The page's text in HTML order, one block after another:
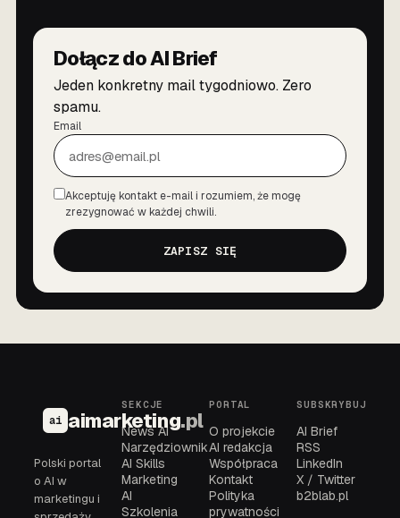
Dołącz do AI Brief
Jeden konkretny mail tygodniowo. Zero
spamu.
Email
Zgoda
Akceptuję kontakt e-mail i rozumiem, że mogę
zrezygnować w każdej chwili.
ZAPISZ SIĘ
ai aimarketing.pl
Polski portal
o AI w
marketingu i
SEKCJE
News AI
Narzędziownik
AI Skills
Marketing
AI
Szkolenia
PORTAL
O projekcie
AI redakcja
Współpraca
Kontakt
Polityka
prywatności
SUBSKRYBUJ
AI Brief
RSS
LinkedIn
X / Twitter
b2blab.pl